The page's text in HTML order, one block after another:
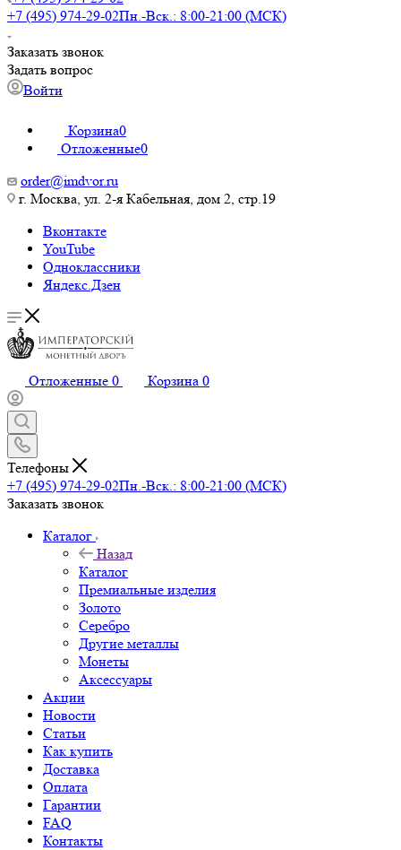
+7 (495) 974-29-02Пн.-Вск.: 8:00-21:00 (МСК)
Заказать звонок
Задать вопрос
Войти
Корзина0
Отложенные0
order@imdvor.ru
г. Москва, ул. 2-я Кабельная, дом 2, стр.19
Вконтакте
YouTube
Одноклассники
Яндекс.Дзен
Отложенные 0 Корзина 0
Телефоны
+7 (495) 974-29-02Пн.-Вск.: 8:00-21:00 (МСК)
Заказать звонок
Каталог
Назад
Каталог
Премиальные изделия
Золото
Серебро
Другие металлы
Монеты
Аксессуары
Акции
Новости
Статьи
Как купить
Доставка
Оплата
Гарантии
FAQ
Контакты